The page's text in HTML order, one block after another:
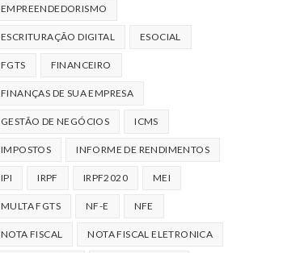
EMPREENDEDORISMO
ESCRITURAÇÃO DIGITAL ESOCIAL
FGTS FINANCEIRO
FINANÇAS DE SUA EMPRESA
GESTÃO DE NEGÓCIOS ICMS
IMPOSTOS INFORME DE RENDIMENTOS
IPI IRPF IRPF2020 MEI
MULTA FGTS NF-E NFE
NOTA FISCAL NOTA FISCAL ELETRONICA